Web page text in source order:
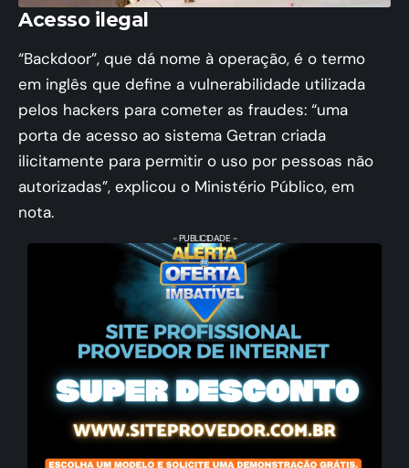
Acesso ilegal
“Backdoor”, que dá nome à operação, é o termo
em inglês que define a vulnerabilidade utilizada
pelos hackers para cometer as fraudes: “uma
porta de acesso ao sistema Getran criada
ilicitamente para permitir o uso por pessoas não
autorizadas”, explicou o Ministério Público, em
nota.
- PUBLICIDADE -